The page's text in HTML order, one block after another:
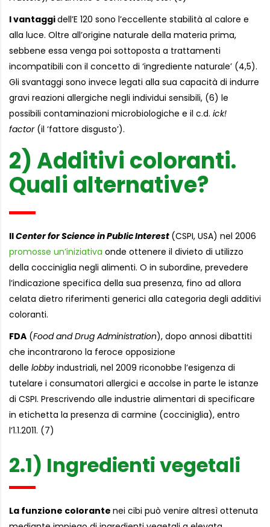
I vantaggidell’E 120 sono l’eccellente stabilità al calore e
alla luce. Oltre all’origine naturale della materia prima,
sebbene essa venga poi sottoposta a trattamenti
incompatibili con il concetto di ‘ingrediente naturale’ (4,5).
Gli svantaggi sono invece legati alla sua capacità di indurre
gravi reazioni allergiche negli individui sensibili, (6) le
possibili contaminazioni microbiologiche e il c.d. ick!
factor(il ‘fattore disgusto’).
2) Additivi coloranti.
Quali alternative?
IlCenter for Science in Public Interest (CSPI, USA) nel 2006
promosse un’iniziativa onde ottenere il divieto di utilizzo
della cocciniglia negli alimenti. O in subordine, prevedere
l’indicazione specifica della sua presenza, fino ad allora
celata dietro riferimenti generici alla categoria degli additivi
coloranti.
FDA (Food and Drug Administration), dopo annosi dibattiti
che incontrarono la feroce opposizione
delle lobbyindustriali, nel 2009 riconobbe l’esigenza di
tutelare i consumatori allergici e accolse in parte le istanze
di CSPI. Prescrivendo alle industrie alimentari di specificare
in etichetta la presenza di carmine (cocciniglia), entro
l’1.1.2011. (7)
2.1) Ingredienti vegetali
La funzione colorante nei cibi può venire altresì ottenuta